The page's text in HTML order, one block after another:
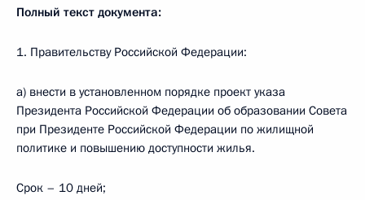
Полный текст документа:
1. Правительству Российской Федерации:
а) внести в установленном порядке проект указа
Президента Российской Федерации об образовании Совета
при Президенте Российской Федерации по жилищной
политике и повышению доступности жилья.
Срок – 10 дней;